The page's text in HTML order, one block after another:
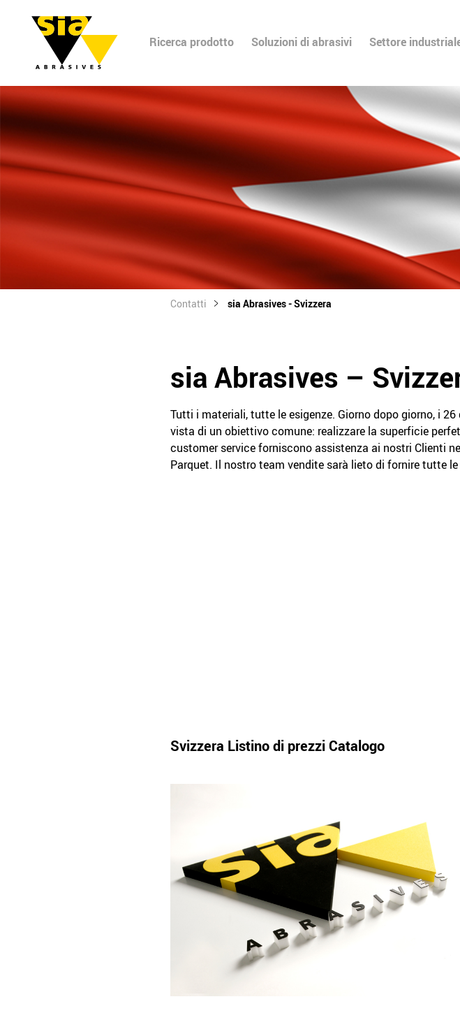
Ricerca prodotto Soluzioni di abrasivi Settore
Contatti sia Abrasives - Svizzera
sia Abrasives –
Tutti i materiali, tutte le esigenze. Giorno dopo giorno, i
vista di un obiettivo comune: realizzare la superficie
customer service forniscono assistenza ai nostri Clienti
Parquet. Il nostro team vendite sarà lieto di fornire tutte
Svizzera Listino di prezzi Catalogo